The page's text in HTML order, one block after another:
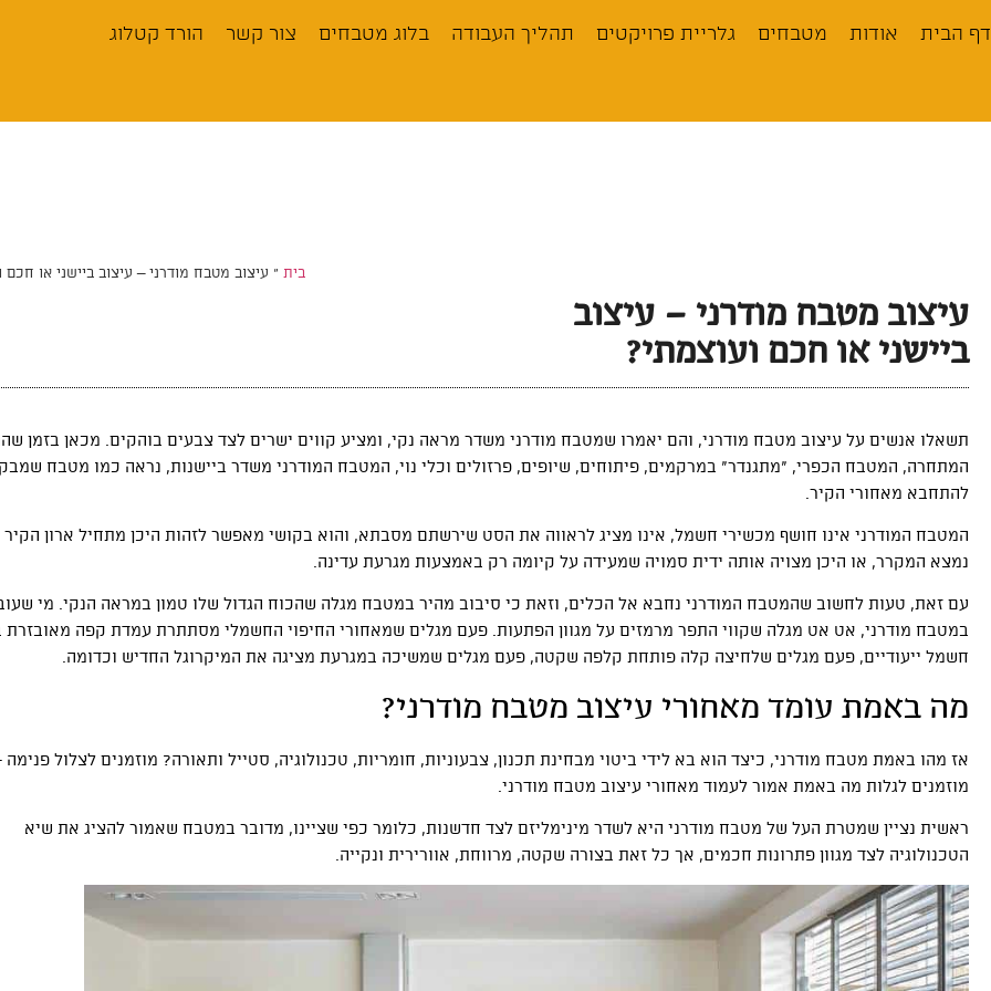
דף הבית אודות מטבחים גלריית פרויקטים תהליך העבודה בלוג מטבחים צור קשר הורד קטלוג
בית » עיצוב מטבח מודרני – עיצוב ביישני או חכם
עיצוב מטבח מודרני – עיצוב
ביישני או חכם ועוצמתי?
תשאלו אנשים על עיצוב מטבח מודרני, והם יאמרו שמטבח מודרני משדר מראה נקי, ומציע קווים ישרים לצד צבעים בוהקים. מכאן בזמן
המתחרה, המטבח הכפרי, “מתגנדר” במרקמים, פיתוחים, שיופים, פרזולים וכלי נוי, המטבח המודרני משדר ביישנות, נראה כמו מטבח
להתחבא מאחורי הקיר.
המטבח המודרני אינו חושף מכשירי חשמל, אינו מציג לראווה את הסט שירשתם מסבתא, והוא בקושי מאפשר לזהות היכן מתחיל ארון הקיר
נמצא המקרר, או היכן מצויה אותה ידית סמויה שמעידה על קיומה רק באמצעות מגרעת עדינה.
עם זאת, טעות לחשוב שהמטבח המודרני נחבא אל הכלים, וזאת כי סיבוב מהיר במטבח מגלה שהכוח הגדול שלו טמון במראה הנקי. מי
במטבח מודרני, אט אט מגלה שקווי התפר מרמזים על מגוון הפתעות. פעם מגלים שמאחורי החיפוי החשמלי מסתתרת עמדת קפה מאובזרת
חשמל ייעודיים, פעם מגלים שלחיצה קלה פותחת קלפה שקטה, פעם מגלים שמשיכה במגרעת מציגה את המיקרוגל החדיש וכדומה.
מה באמת עומד מאחורי עיצוב מטבח מודרני?
אז מהו באמת מטבח מודרני, כיצד הוא בא לידי ביטוי מבחינת תכנון, צבעוניות, חומריות, טכנולוגיה, סטייל ותאורה? מוזמנים לצלול פנימה
מוזמנים לגלות מה באמת אמור לעמוד מאחורי עיצוב מטבח מודרני.
ראשית נציין שמטרת העל של מטבח מודרני היא לשדר מינימליזם לצד חדשנות, כלומר כפי שציינו, מדובר במטבח שאמור להציג את שיא
הטכנולוגיה לצד מגוון פתרונות חכמים, אך כל זאת בצורה שקטה, מרווחת, אוורירית ונקייה.